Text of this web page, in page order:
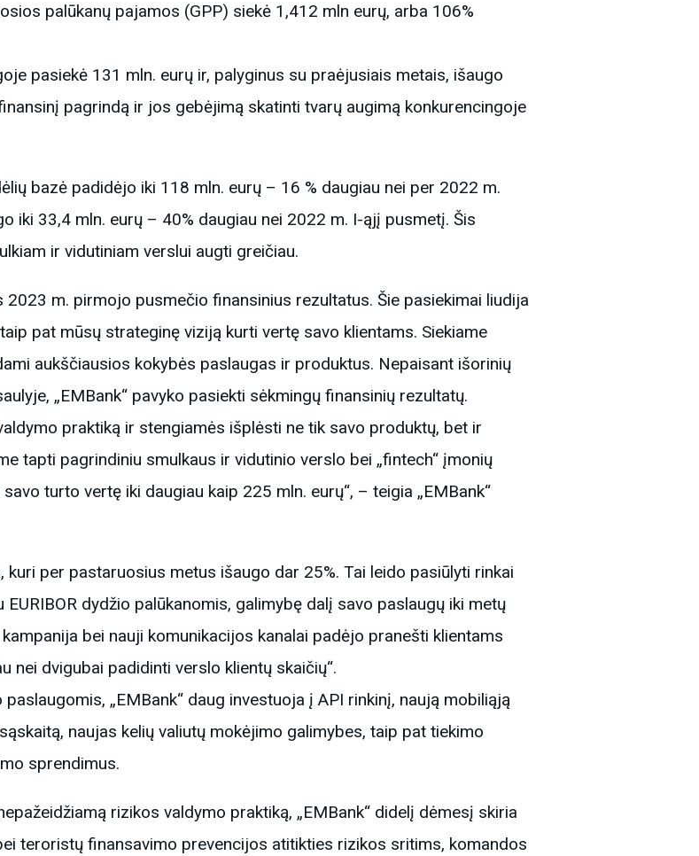
palūkanų pajamos (GPP) siekė 1,412 mln eurų, arba 106%
pasiekė 131 mln. eurų ir, palyginus su praėjusiais metais, išaugo
pagrindą ir jos gebėjimą skatinti tvarų augimą konkurencingoje
bazė padidėjo iki 118 mln. eurų – 16 % daugiau nei per 2022 m.
iki 33,4 mln. eurų – 40% daugiau nei 2022 m. I-ąjį pusmetį. Šis
ir vidutiniam verslui augti greičiau.
2023 m. pirmojo pusmečio finansinius rezultatus. Šie pasiekimai liudija
pat mūsų strateginę viziją kurti vertę savo klientams. Siekiame
aukščiausios kokybės paslaugas ir produktus. Nepaisant išorinių
„EMBank“ pavyko pasiekti sėkmingų finansinių rezultatų.
praktiką ir stengiamės išplėsti ne tik savo produktų, bet ir
tapti pagrindiniu smulkaus ir vidutinio verslo bei „fintech“ įmonių
turto vertę iki daugiau kaip 225 mln. eurų“, – teigia „EMBank“
per pastaruosius metus išaugo dar 25%. Tai leido pasiūlyti rinkai
dydžio palūkanomis, galimybę dalį savo paslaugų iki metų
bei nauji komunikacijos kanalai padėjo pranešti klientams
nei dvigubai padidinti verslo klientų skaičių“.
„EMBank“ daug investuoja į API rinkinį, naują mobiliąją
naujas kelių valiutų mokėjimo galimybes, taip pat tiekimo
sprendimus.
rizikos valdymo praktiką, „EMBank“ didelį dėmesį skiria
teroristų finansavimo prevencijos atitikties rizikos sritims, komandos